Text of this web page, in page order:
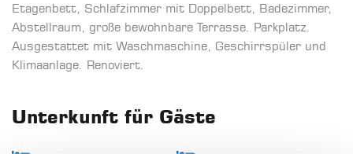
Etagenbett, Schlafzimmer mit Doppelbett, Badezimmer,
Abstellraum, große bewohnbare Terrasse. Parkplatz.
Ausgestattet mit Waschmaschine, Geschirrspüler und
Klimaanlage. Renoviert.
Unterkunft für Gäste